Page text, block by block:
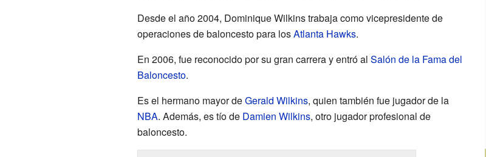
Desde el año 2004, Dominique Wilkins trabaja como vicepresidente de
operaciones de baloncesto para losAtlanta Hawks.
En 2006, fue reconocido por su gran carrera y entró al Salón de la Fama del
Baloncesto.
Es el hermano mayor deGerald Wilkins, quien también fue jugador de la
NBA. Además, es tío de Damien Wilkins, otro jugador profesional de
baloncesto.